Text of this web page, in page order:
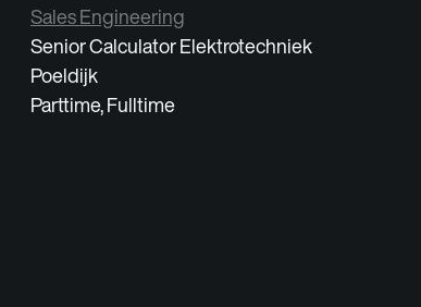
Sales Engineering
Senior Calculator Elektrotechniek
Poeldijk
Parttime, Fulltime